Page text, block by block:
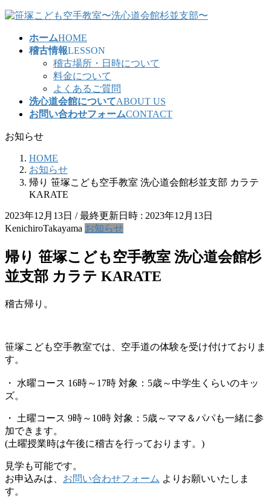
コ
ナ
ホームHOME
稽古情報LESSON
稽古場所・日時について
料金について
よくあるご質問
洗心道会館についてABOUT US
お問い合わせフォームCONTACT
お知らせ
HOME
お知らせ
帰り 笹塚こども空手教室 洗心道会館杉並支部 カラテ
KARATE
2023年12月13日 / 最終更新日時 : 2023年12月13日
KenichiroTakayama お知らせ
帰り 笹塚こども空手教室 洗心道会館杉
並支部 カラテ KARATE
稽古帰り。
笹塚こども空手教室では、空手道の体験を受け付けておりま
す。
・ 水曜コース 16時～17時 対象：5歳～中学生くらいのキッ
ズ。
・ 土曜コース 9時～10時 対象：5歳～ママ＆パパも一緒に参
加できます。
(土曜授業時は午後に稽古を行っております。)
見学も可能です。
お申込みは、 お問い合わせフォーム よりお願いいたしま
す。